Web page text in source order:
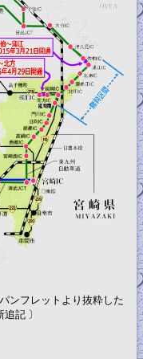
ンフレットより抜粋した
記 〕